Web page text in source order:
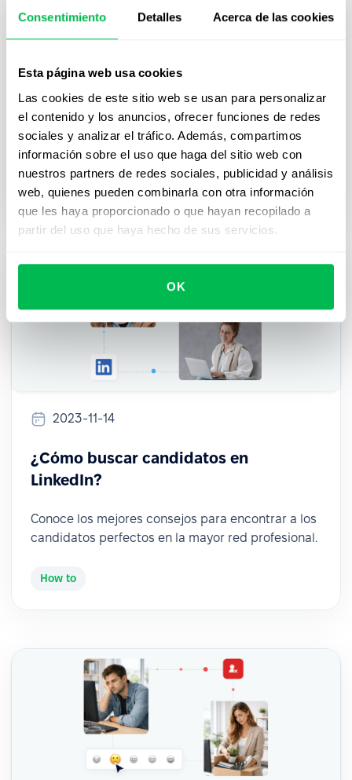
Consentimiento Detalles Acerca de las cookies
Esta página web usa cookies
Las cookies de este sitio web se usan para personalizar
el contenido y los anuncios, ofrecer funciones de redes
sociales y analizar el tráfico. Además, compartimos
información sobre el uso que haga del sitio web con
nuestros partners de redes sociales, publicidad y análisis
web, quienes pueden combinarla con otra información
que les haya proporcionado o que hayan recopilado a
partir del uso que haya hecho de sus servicios.
OK
procesos de RRHH con PeopleForce.
eligió PeopleForce - explicamos por qué nosotros
y cómo ayudamos a cambiar la rutina de RRHH de
robota.ua.
Case studies
2023-11-14
¿Cómo buscar candidatos en
LinkedIn?
Conoce los mejores consejos para encontrar a los
candidatos perfectos en la mayor red profesional.
How to